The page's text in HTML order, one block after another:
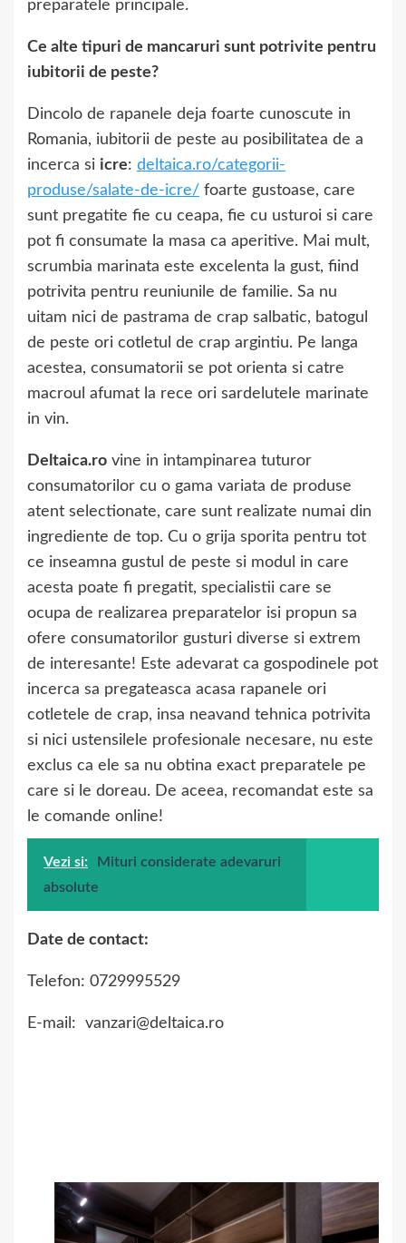
preparatele principale.
Ce alte tipuri de mancaruri sunt potrivite pentru
iubitorii de peste?
Dincolo de rapanele deja foarte cunoscute in
Romania, iubitorii de peste au posibilitatea de a
incerca si icre: deltaica.ro/categorii-
produse/salate-de-icre/ foarte gustoase, care
sunt pregatite fie cu ceapa, fie cu usturoi si care
pot fi consumate la masa ca aperitive. Mai mult,
scrumbia marinata este excelenta la gust, fiind
potrivita pentru reuniunile de familie. Sa nu
uitam nici de pastrama de crap salbatic, batogul
de peste ori cotletul de crap argintiu. Pe langa
acestea, consumatorii se pot orienta si catre
macroul afumat la rece ori sardelutele marinate
in vin.
Deltaica.ro vine in intampinarea tuturor
consumatorilor cu o gama variata de produse
atent selectionate, care sunt realizate numai din
ingrediente de top. Cu o grija sporita pentru tot
ce inseamna gustul de peste si modul in care
acesta poate fi pregatit, specialistii care se
ocupa de realizarea preparatelor isi propun sa
ofere consumatorilor gusturi diverse si extrem
de interesante! Este adevarat ca gospodinele pot
incerca sa pregateasca acasa rapanele ori
cotletele de crap, insa neavand tehnica potrivita
si nici ustensilele profesionale necesare, nu este
exclus ca ele sa nu obtina exact preparatele pe
care si le doreau. De aceea, recomandat este sa
le comande online!
Vezi si:
Mituri considerate adevaruri
absolute
Date de contact:
Telefon: 0729995529
E-mail: vanzari@deltaica.ro